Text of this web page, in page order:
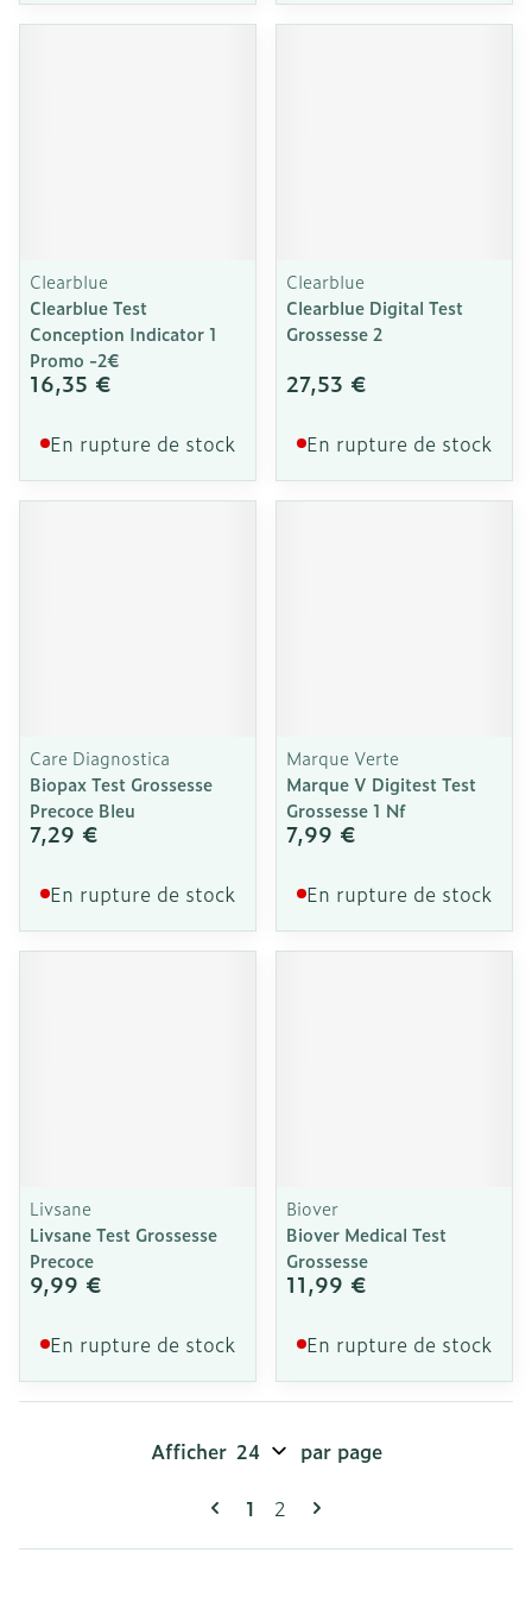
Clearblue
Clearblue Test
Conception Indicator 1
Promo -2€
16,35 €
En rupture de stock
Clearblue
Clearblue Digital Test
Grossesse 2
27,53 €
En rupture de stock
Care Diagnostica
Biopax Test Grossesse
Precoce Bleu
7,29 €
En rupture de stock
Marque Verte
Marque V Digitest Test
Grossesse 1 Nf
7,99 €
En rupture de stock
Livsane
Livsane Test Grossesse
Precoce
9,99 €
En rupture de stock
Biover
Biover Medical Test
Grossesse
11,99 €
En rupture de stock
Pages
Vous lisez actuellement la
1 Page
2
Afficher par page